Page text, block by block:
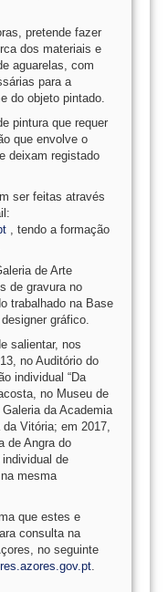
pretende fazer
dos materiais e
aguarelas, com
para a
do objeto pintado.
pintura que requer
que envolve o
deixam registado
ser feitas através
, tendo a formação
de Arte
de gravura no
trabalhado na Base
gráfico.
salientar, nos
no Auditório do
individual “Da
no Museu de
da Academia
Vitória; em 2017,
de Angra do
de
mesma
que estes e
consulta na
no seguinte
.